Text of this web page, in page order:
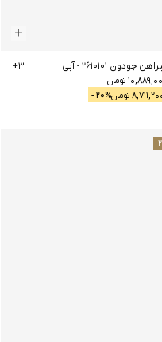
جودون 2610101 -آبی
تومان
تومان 20% -
+3